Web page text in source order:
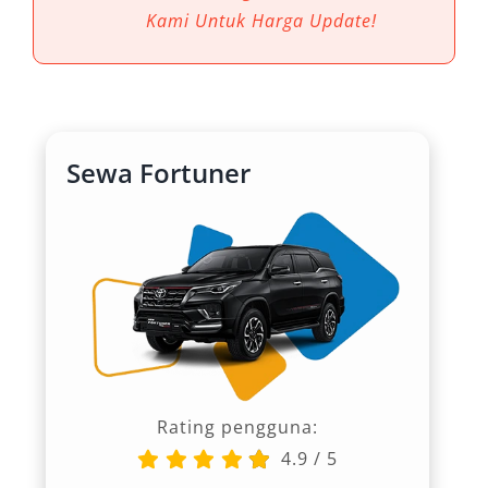
bagi wisatawan, pelaku bisnis, maupun
mobil Fortuner Kupang membuka peluang
dari jalan kota hingga rute off-road yang
6 Manfaat Utama Sewa Mobil
Fortuner untuk Perjalanan di
Kupang
1. Performa Andal di Berbagai Medan
Kupang dikenal dengan kontur geografisnya
yang menantang—berbukit, berbatu, dan
Kami Untuk Harga Update!
Sewa Fortuner
Rating pengguna:
4.9 / 5